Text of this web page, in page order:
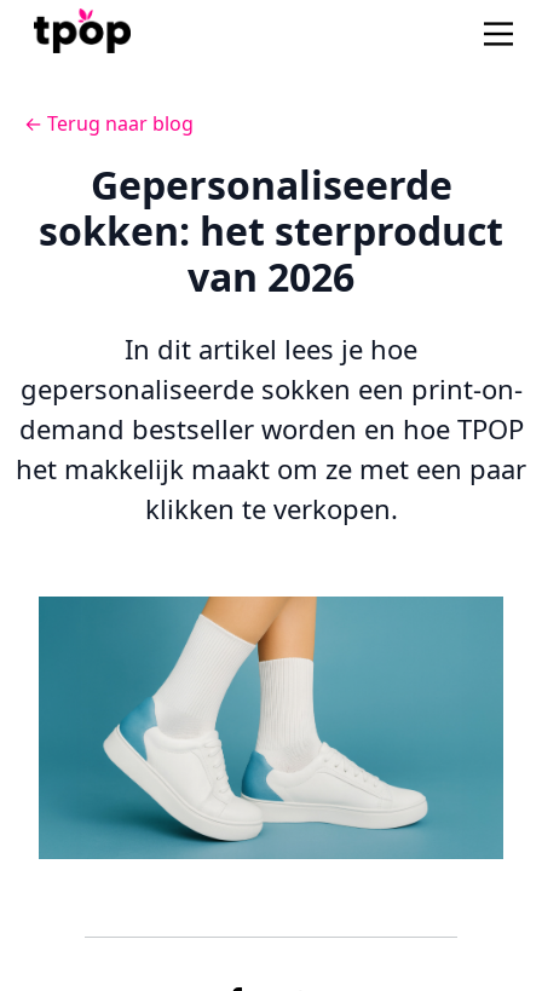
← Terug naar blog
Gepersonaliseerde
sokken: het sterproduct
van 2026
In dit artikel lees je hoe
gepersonaliseerde sokken een print-on-
demand bestseller worden en hoe TPOP
het makkelijk maakt om ze met een paar
klikken te verkopen.